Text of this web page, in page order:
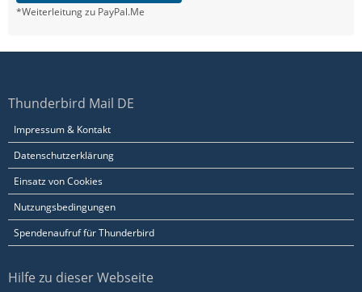
*Weiterleitung zu PayPal.Me
Thunderbird Mail DE
Impressum & Kontakt
Datenschutzerklärung
Einsatz von Cookies
Nutzungsbedingungen
Spendenaufruf für Thunderbird
Hilfe zu dieser Webseite